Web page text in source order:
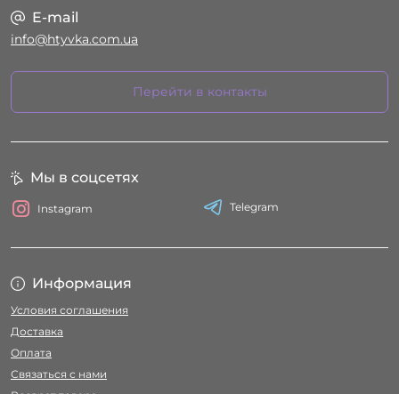
E-mail
info@htyvka.com.ua
Перейти в контакты
Информация
Условия соглашения
Доставка
Оплата
Связаться с нами
Мы в соцсетях
Instagram Telegram